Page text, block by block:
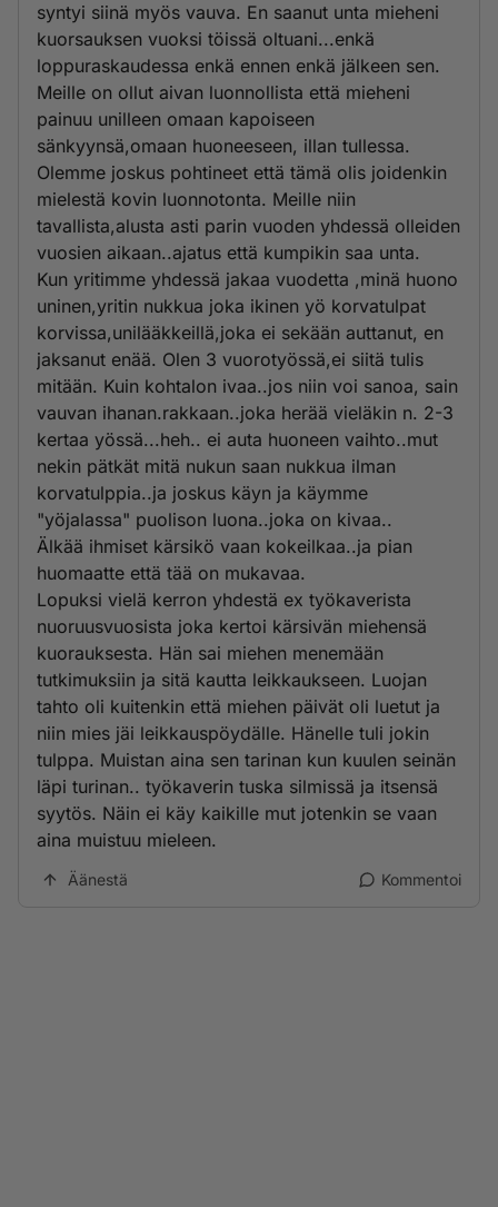
syntyi siinä myös vauva. En saanut unta mieheni
kuorsauksen vuoksi töissä oltuani...enkä
loppuraskaudessa enkä ennen enkä jälkeen sen.
Meille on ollut aivan luonnollista että mieheni
painuu unilleen omaan kapoiseen
sänkyynsä,omaan huoneeseen, illan tullessa.
Olemme joskus pohtineet että tämä olis joidenkin
mielestä kovin luonnotonta. Meille niin
tavallista,alusta asti parin vuoden yhdessä olleiden
vuosien aikaan..ajatus että kumpikin saa unta.
Kun yritimme yhdessä jakaa vuodetta ,minä huono
uninen,yritin nukkua joka ikinen yö korvatulpat
korvissa,unilääkkeillä,joka ei sekään auttanut, en
jaksanut enää. Olen 3 vuorotyössä,ei siitä tulis
mitään. Kuin kohtalon ivaa..jos niin voi sanoa, sain
vauvan ihanan.rakkaan..joka herää vieläkin n. 2-3
kertaa yössä...heh.. ei auta huoneen vaihto..mut
nekin pätkät mitä nukun saan nukkua ilman
korvatulppia..ja joskus käyn ja käymme
"yöjalassa" puolison luona..joka on kivaa..
Älkää ihmiset kärsikö vaan kokeilkaa..ja pian
huomaatte että tää on mukavaa.
Lopuksi vielä kerron yhdestä ex työkaverista
nuoruusvuosista joka kertoi kärsivän miehensä
kuorauksesta. Hän sai miehen menemään
tutkimuksiin ja sitä kautta leikkaukseen. Luojan
tahto oli kuitenkin että miehen päivät oli luetut ja
niin mies jäi leikkauspöydälle. Hänelle tuli jokin
tulppa. Muistan aina sen tarinan kun kuulen seinän
läpi turinan.. työkaverin tuska silmissä ja itsensä
syytös. Näin ei käy kaikille mut jotenkin se vaan
aina muistuu mieleen.
Äänestä Kommentoi